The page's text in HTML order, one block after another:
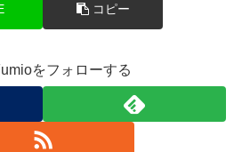
コピー
をフォローする